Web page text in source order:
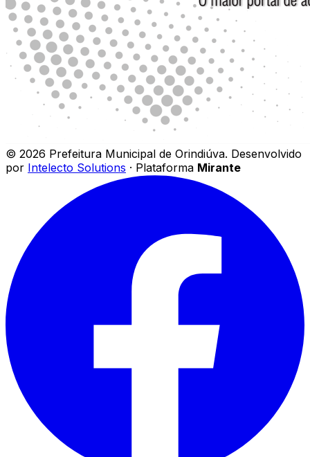
© 2026 Prefeitura Municipal de Orindiúva. Desenvolvido
por Intelecto Solutions · Plataforma Mirante